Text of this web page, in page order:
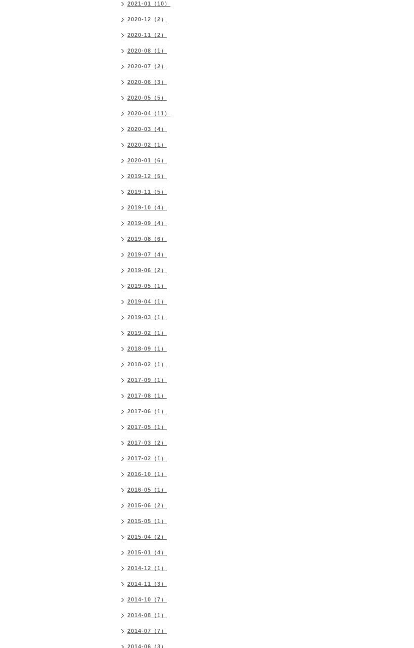
2021-01（10）
2020-12（2）
2020-11（2）
2020-08（1）
2020-07（2）
2020-06（3）
2020-05（5）
2020-04（11）
2020-03（4）
2020-02（1）
2020-01（6）
2019-12（5）
2019-11（5）
2019-10（4）
2019-09（4）
2019-08（6）
2019-07（4）
2019-06（2）
2019-05（1）
2019-04（1）
2019-03（1）
2019-02（1）
2018-09（1）
2018-02（1）
2017-09（1）
2017-08（1）
2017-06（1）
2017-05（1）
2017-03（2）
2017-02（1）
2016-10（1）
2016-05（1）
2015-06（2）
2015-05（1）
2015-04（2）
2015-01（4）
2014-12（1）
2014-11（3）
2014-10（7）
2014-08（1）
2014-07（7）
2014-06（3）